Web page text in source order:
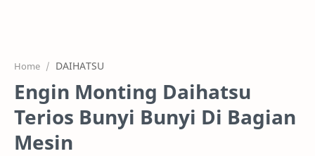
PROJEK
SYSTEM
Home DAIHATSU
Engin Monting Daihatsu
Terios Bunyi Bunyi Di Bagian
Mesin